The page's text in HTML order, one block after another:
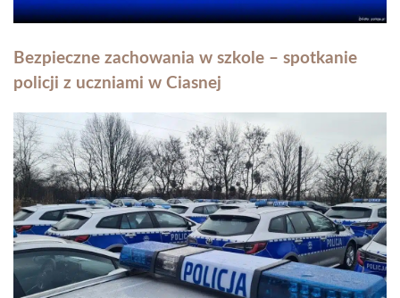
Bezpieczne zachowania w szkole – spotkanie
policji z uczniami w Ciasnej